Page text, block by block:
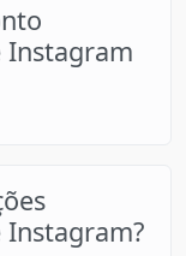
Instagram